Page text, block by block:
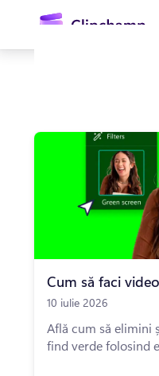
principal
Cum să faci
10 iulie 2026
Află cum să elimini
find verde folosind